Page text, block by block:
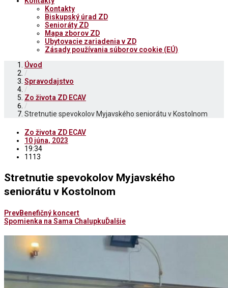
Kontakty
Biskupský úrad ZD
Senioráty ZD
Mapa zborov ZD
Ubytovacie zariadenia v ZD
Zásady používania súborov cookie (EÚ)
Úvod
/
Spravodajstvo
/
Zo života ZD ECAV
/
Stretnutie spevokolov Myjavského seniorátu v Kostolnom
Zo života ZD ECAV
10 júna, 2023
19:34
1113
Stretnutie spevokolov Myjavského
seniorátu v Kostolnom
PrevBenefičný koncert
Spomienka na Sama ChalupkuĎalšie